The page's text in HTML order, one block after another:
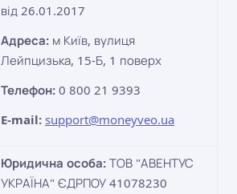
від 26.01.2017
Адреса: м Київ, вулиця
Лейпцизька, 15-Б, 1 поверх
Телефон: 0 800 21 9393
E-mail: support@moneyveo.ua
Юридична особа: ТОВ "АВЕНТУС
УКРАЇНА" ЄДРПОУ 41078230